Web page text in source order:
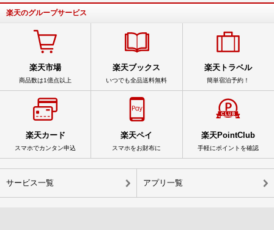
楽天のグループサービス
楽天市場
商品数は1億点以上
楽天ブックス
いつでも全品送料無料
楽天トラベル
簡単宿泊予約！
楽天カード
スマホでカンタン申込
楽天ペイ
スマホをお財布に
楽天PointClub
手軽にポイントを確認
サービス一覧 アプリ一覧